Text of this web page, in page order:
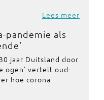
Lees meer
pandemie als
jaar Duitsland door
ogen' vertelt oud-
hoe corona